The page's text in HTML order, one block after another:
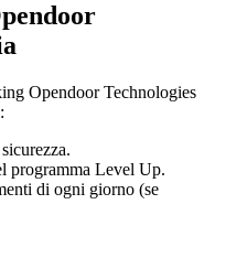
Opendoor Technologies
programma Level Up.
di ogni giorno (se